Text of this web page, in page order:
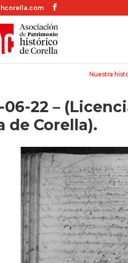
Nuestra
06-22 –
de Corella).